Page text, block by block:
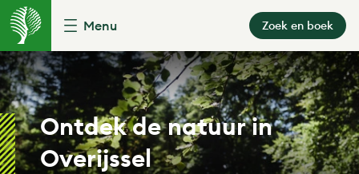
Menu Zoek en boek
Ontdek de natuur in
Overijssel